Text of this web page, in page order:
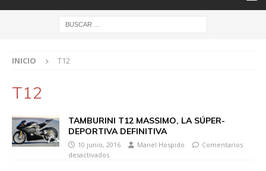
INICIO T12
T12
TAMBURINI T12 MASSIMO, LA SÚPER-
DEPORTIVA DEFINITIVA
10 junio, 2016 Manel Hospido
Comentarios
desactivados